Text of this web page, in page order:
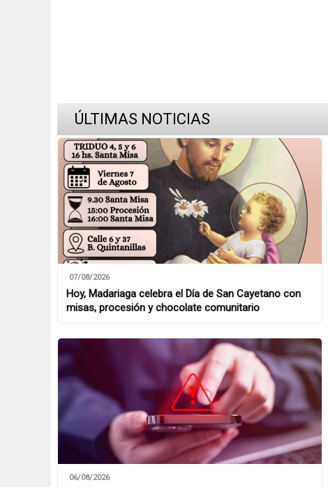
ÚLTIMAS NOTICIAS
07/08/2026
Hoy, Madariaga celebra el Día de San Cayetano con
misas, procesión y chocolate comunitario
06/08/2026